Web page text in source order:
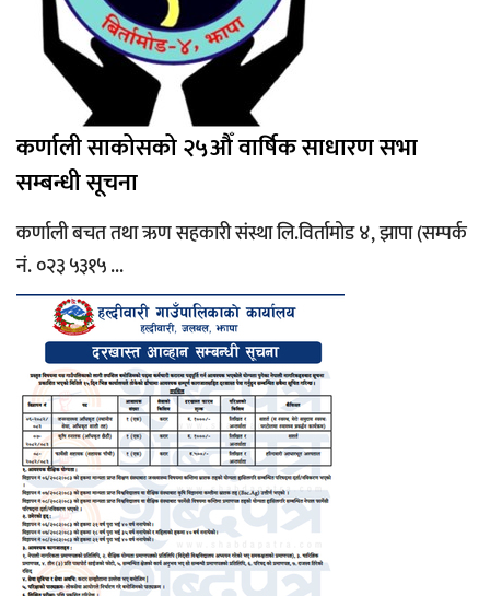
कर्णाली साकोसको २५औँ वार्षिक साधारण सभा
सम्बन्धी सूचना
कर्णाली बचत तथा ऋण सहकारी संस्था लि.विर्तामोड ४, झापा (सम्पर्क
नं. ०२३ ५३१५ ...